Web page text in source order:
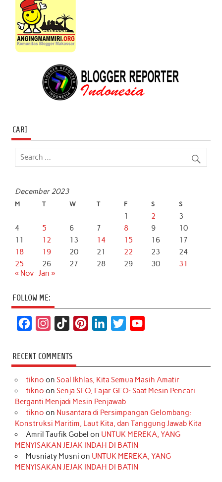
CARI
December 2023
M T W T F S S
1 2
3
4
5 6 7 8 9
10
11
12 13 14 15 16
17
18
19 20 21 22 23
24
25
26 27 28 29 30
31
« Nov Jan »
FOLLOW ME:
c
e
b
o
k
s
t
a
r
a
m
k
T
o
k
t
e
r
e
s
t
k
e
d
I
n
t
t
r
T
u
e
RECENT COMMENTS
tikno on Soal Ikhlas, Kita Semua Masih Amatir
tikno on Senja SEO, Fajar GEO: Saat Mesin Pencari
Berganti Menjadi Mesin Penjawab
tikno on Nusantara di Persimpangan Gelombang:
Konstruksi Maritim, Laut Kita, dan Tanggung Jawab Kita
Amril Taufik Gobel on UNTUK MEREKA, YANG
MENYISAKAN JEJAK INDAH DI BATIN
Musniaty Musni on UNTUK MEREKA, YANG
MENYISAKAN JEJAK INDAH DI BATIN